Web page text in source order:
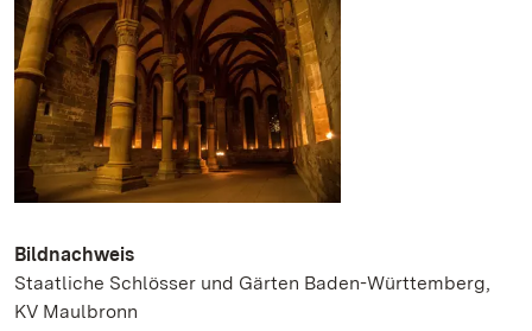
Bildnachweis
Staatliche Schlösser und Gärten Baden-Württemberg,
KV Maulbronn